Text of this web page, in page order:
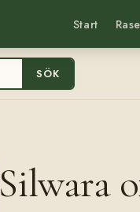
Start
SÖK
Silwara